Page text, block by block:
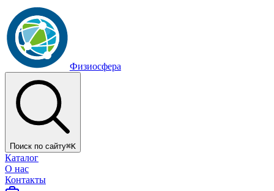
Физиосфера
Поиск по сайту⌘K
Каталог
О нас
Контакты